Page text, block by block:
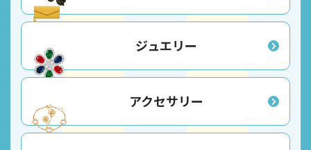
ジュエリー
アクセサリー